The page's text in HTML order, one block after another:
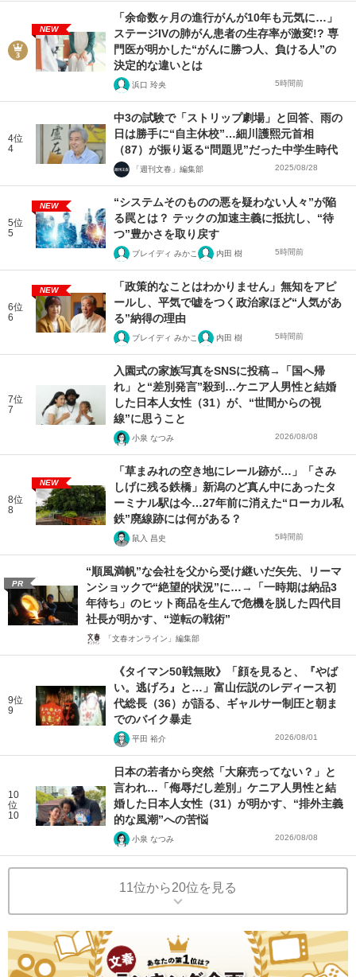
NEW
「余命数ヶ月の進行がんが10年も元気に…」
ステージIVの肺がん患者の生存率が激変!? 専
門医が明かした“がんに勝つ人、負ける人”の
決定的な違いとは
浜口 玲央 5時間前
4位
4
中3の試験で「ストリップ劇場」と回答、雨の
日は勝手に“自主休校”…細川護熙元首相
（87）が振り返る“問題児”だった中学生時代
「週刊文春」編集部 2025/08/28
5位
5
NEW
“システムそのものの悪を疑わない人々”が陥
る罠とは？ テックの加速主義に抵抗し、“待
つ”豊かさを取り戻す
ブレイディ みかこ 内田 樹 5時間前
6位
6
NEW
「政策的なことはわかりません」無知をアピ
ールし、平気で嘘をつく政治家ほど“人気があ
る”納得の理由
ブレイディ みかこ 内田 樹 5時間前
7位
7
入園式の家族写真をSNSに投稿→「国へ帰
れ」と“差別発言”殺到…ケニア人男性と結婚
した日本人女性（31）が、“世間からの視
線”に思うこと
小泉 なつみ 2026/08/08
8位
8
NEW
「草まみれの空き地にレール跡が…」「さみ
しげに残る鉄橋」新潟のど真ん中にあったタ
ーミナル駅は今…27年前に消えた“ローカル私
鉄”廃線跡には何がある？
鼠入 昌史 5時間前
PR
“順風満帆”な会社を父から受け継いだ矢先、リーマ
ンショックで“絶望的状況”に…→「一時期は納品3
年待ち」のヒット商品を生んで危機を脱した四代目
社長が明かす、“逆転の戦術”
「文春オンライン」編集部
9位
9
《タイマン50戦無敗》「顔を見ると、『やば
い。逃げろ』と…」富山伝説のレディース初
代総長（36）が語る、ギャルサー制圧と朝ま
でのバイク暴走
平田 裕介 2026/08/01
10
位
10
日本の若者から突然「大麻売ってない？」と
言われ…「侮辱だし差別」ケニア人男性と結
婚した日本人女性（31）が明かす、“排外主義
的な風潮”への苦悩
小泉 なつみ 2026/08/08
11位から20位を見る